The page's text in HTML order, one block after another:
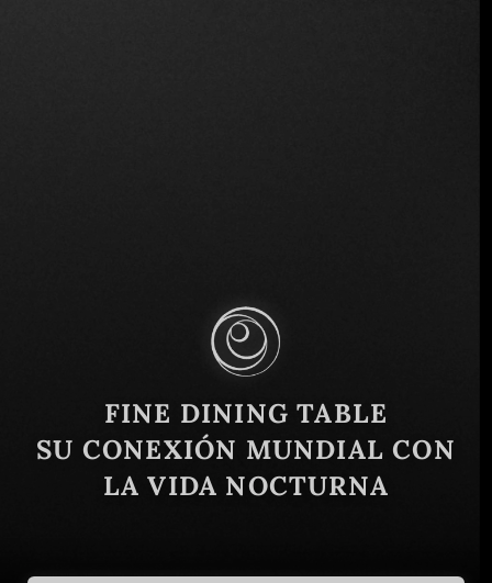
FINE DINING TABLE
SU CONEXIÓN MUNDIAL CON
LA VIDA NOCTURNA